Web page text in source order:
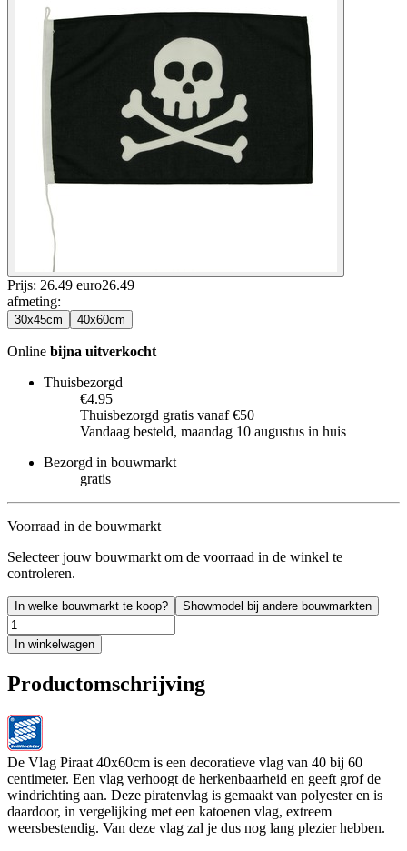
Prijs: 26.49 euro26.49
afmeting:
30x45cm 40x60cm
Online bijna uitverkocht
Thuisbezorgd
€4.95
Thuisbezorgd gratis vanaf €50
Vandaag besteld, maandag 10 augustus in huis
Bezorgd in bouwmarkt
gratis
Voorraad in de bouwmarkt
Selecteer jouw bouwmarkt om de voorraad in de winkel te
controleren.
In welke bouwmarkt te koop? Showmodel bij andere bouwmarkten
In winkelwagen
Productomschrijving
De Vlag Piraat 40x60cm is een decoratieve vlag van 40 bij 60
centimeter. Een vlag verhoogt de herkenbaarheid en geeft grof de
windrichting aan. Deze piratenvlag is gemaakt van polyester en is
daardoor, in vergelijking met een katoenen vlag, extreem
weersbestendig. Van deze vlag zal je dus nog lang plezier hebben.